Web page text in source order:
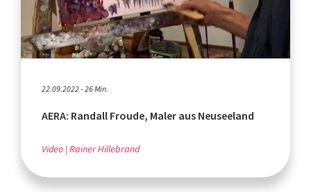
22.09.2022 - 26 Min.
AERA: Randall Froude, Maler aus Neuseeland
Video Rainer Hillebrand